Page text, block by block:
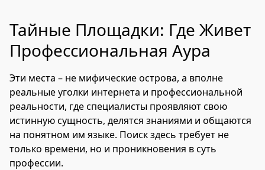
Тайные Площадки: Где Живет
Профессиональная Аура
Эти места – не мифические острова, а вполне
реальные уголки интернета и профессиональной
реальности, где специалисты проявляют свою
истинную сущность, делятся знаниями и общаются
на понятном им языке. Поиск здесь требует не
только времени, но и проникновения в суть
профессии.